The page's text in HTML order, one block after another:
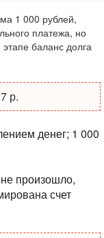
1 000 рублей,
платежа, но
баланс долга
р.
денег; 1 000
произошло,
счет